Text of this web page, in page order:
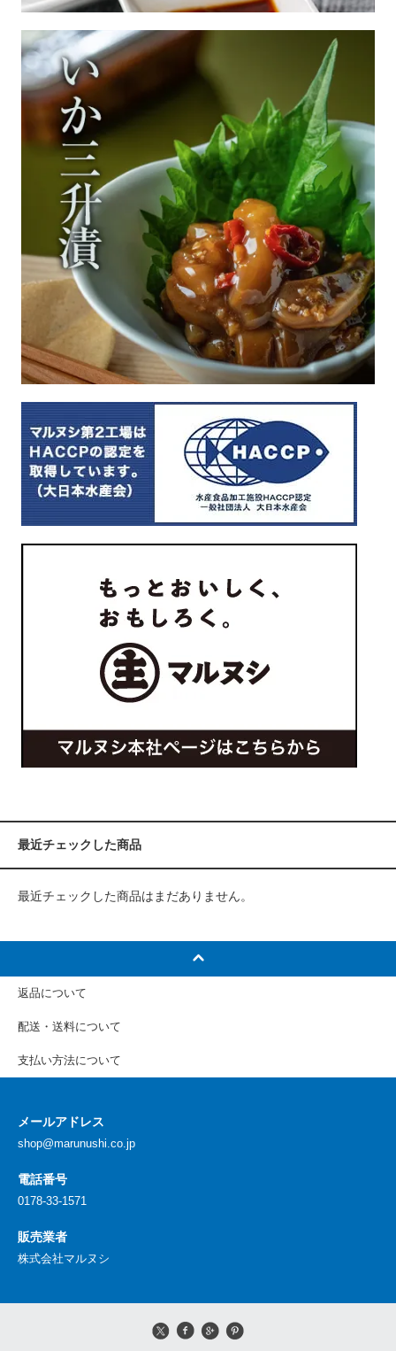
最近チェックした商品
最近チェックした商品はまだありません。
返品について
配送・送料について
支払い方法について
メールアドレス
shop@marunushi.co.jp
電話番号
0178-33-1571
販売業者
株式会社マルヌシ